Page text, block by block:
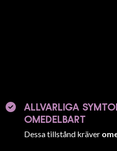
ALLVARLIGA
OMEDELBART
Dessa tillstånd kräver